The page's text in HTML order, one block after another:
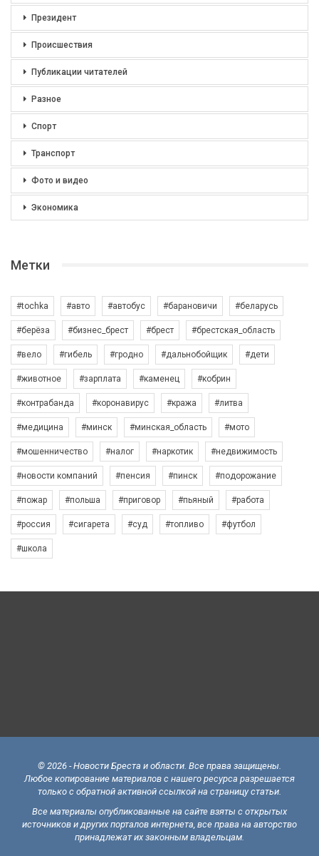
Президент
Происшествия
Публикации читателей
Разное
Спорт
Транспорт
Фото и видео
Экономика
Метки
#tochka #авто #автобус #барановичи #беларусь
#берёза #бизнес_брест #брест #брестская_область
#вело #гибель #гродно #дальнобойщик #дети
#животное #зарплата #каменец #кобрин
#контрабанда #коронавирус #кража #литва
#медицина #минск #минская_область #мото
#мошенничество #налог #наркотик #недвижимость
#новости компаний #пенсия #пинск #подорожание
#пожар #польша #приговор #пьяный #работа
#россия #сигарета #суд #топливо #футбол
#школа
© 2026 - Новости Бреста и области. Все права защищены.
Любое копирование материалов с нашего ресурса разрешается
только с обратной активной ссылкой на страницу статьи.
Все материалы опубликованные на сайте взяты с открытых
источников и других порталов интернета, все права на авторство
принадлежат их законным владельцам.